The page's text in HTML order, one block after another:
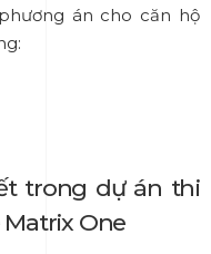
án cho căn hộ
trong dự án thi
One